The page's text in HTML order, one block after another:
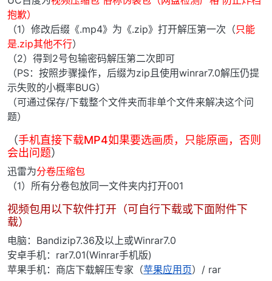
抱歉）
（1）修改后缀《.mp4》为《.zip》打开解压第一次（只能
是.zip其他不行）
（2）得到2号包输密码解压第二次即可
（PS：按照步骤操作，后缀为zip且使用winrar7.0解压仍提
示失败的小概率BUG）
（可通过保存/下载整个文件夹而非单个文件来解决这个问
题）
（手机直接下载MP4如果要选画质，只能原画，否则
会出问题）
迅雷为分卷压缩包
（1）所有分卷包放同一文件夹内打开001
视频包用以下软件打开（可自行下载或下面附件下
载）
电脑：Bandizip7.36及以上或Winrar7.0
安卓手机：rar7.01(Winrar手机版)
苹果手机：商店下载解压专家（苹果应用页）/ rar